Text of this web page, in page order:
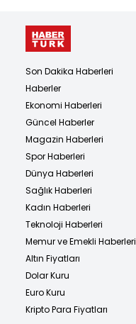
Son Dakika Haberleri
Haberler
Ekonomi Haberleri
Güncel Haberler
Magazin Haberleri
Spor Haberleri
Dünya Haberleri
Sağlık Haberleri
Kadın Haberleri
Teknoloji Haberleri
Memur ve Emekli Haberleri
Altın Fiyatları
Dolar Kuru
Euro Kuru
Kripto Para Fiyatları